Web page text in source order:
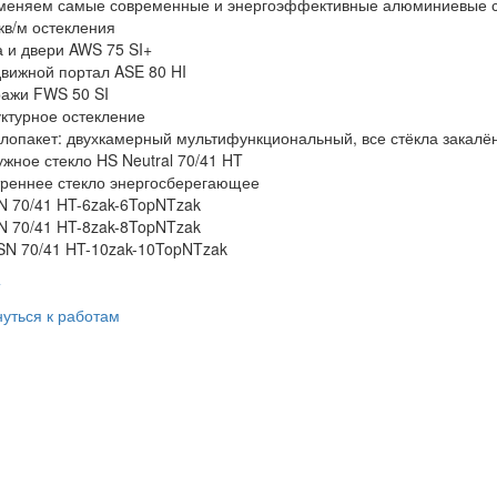
самые современные и энергоэффективные алюминиевые
м остекления
и двери AWS 75 SI+
портал ASE 80 HI
FWS 50 SI
остекление
двухкамерный мультифункциональный, все стёкла
стекло HS Neutral 70/41 HT
стекло энергосберегающее
70/41 HT-6zak-6TopNTzak
70/41 HT-8zak-8TopNTzak
70/41 HT-10zak-10TopNTzak
к работам